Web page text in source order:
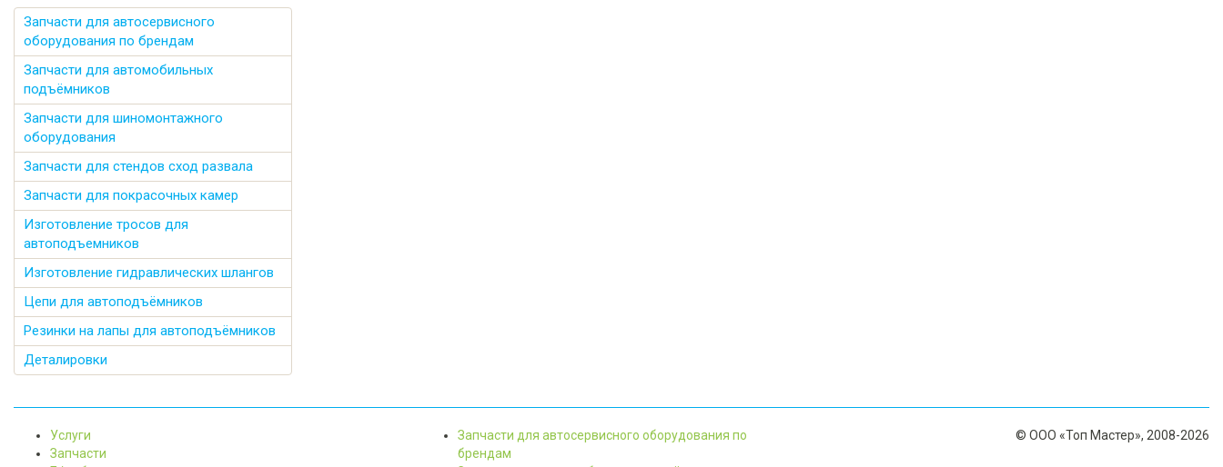
Запчасти для автосервисного
оборудования по брендам
Запчасти для автомобильных
подъёмников
Запчасти для шиномонтажного
оборудования
Запчасти для стендов сход развала
Запчасти для покрасочных камер
Изготовление тросов для
автоподъемников
Изготовление гидравлических шлангов
Цепи для автоподъёмников
Резинки на лапы для автоподъёмников
Деталировки
Услуги
Запчасти
Запчасти для автосервисного оборудования по
брендам
© ООО «Топ Мастер», 2008-2026